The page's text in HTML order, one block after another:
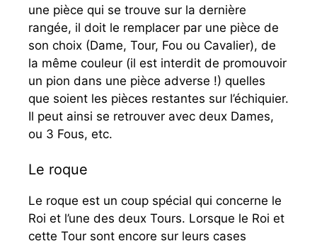
une pièce qui se trouve sur la dernière
rangée, il doit le remplacer par une pièce de
son choix (Dame, Tour, Fou ou Cavalier), de
la même couleur (il est interdit de promouvoir
un pion dans une pièce adverse !) quelles
que soient les pièces restantes sur l’échiquier.
Il peut ainsi se retrouver avec deux Dames,
ou 3 Fous, etc.
Le roque
Le roque est un coup spécial qui concerne le
Roi et l’une des deux Tours. Lorsque le Roi et
cette Tour sont encore sur leurs cases